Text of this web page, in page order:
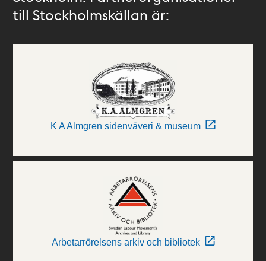
till Stockholmskällan är:
K A Almgren sidenväveri & museum
Arbetarrörelsens arkiv och bibliotek